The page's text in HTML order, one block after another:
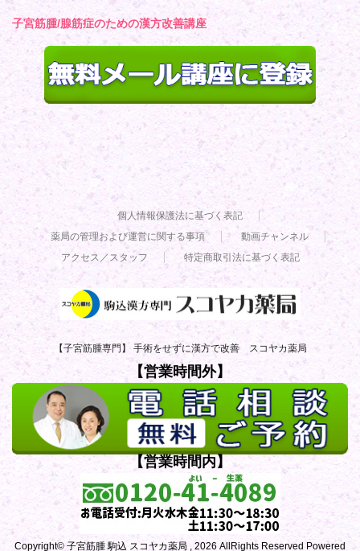
子宮筋腫/腺筋症のための漢方改善講座
個人情報保護法に基づく表記
薬局の管理および運営に関する事項
動画チャンネル
アクセス／スタッフ
特定商取引法に基づく表記
【子宮筋腫専門】 手術をせずに漢方で改善 スコヤカ薬局
【営業時間外】
【営業時間内】
Copyright© 子宮筋腫 駒込 スコヤカ薬局 , 2026 AllRights Reserved Powered